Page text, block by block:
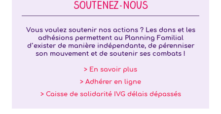
SOUTENEZ-NOUS
Vous voulez soutenir nos actions ? Les dons et les
adhésions permettent au Planning Familial
d’exister de manière indépendante, de pérenniser
son mouvement et de soutenir ses combats !
> En savoir plus
> Adhérer en ligne
> Caisse de solidarité IVG délais dépassés